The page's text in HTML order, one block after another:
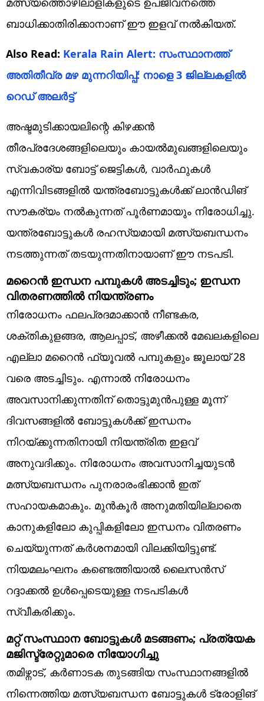
ബാധിക്കാതിരിക്കാനാണ് ഈ ഇളവ് നൽകിയത്.
Also Read: Kerala Rain Alert: സംസ്ഥാനത്ത്
അതിതീവ്ര മഴ മുന്നറിയിപ്പ്: നാളെ 3 ജില്ലകളിൽ
റെഡ് അലർട്ട്
അഷ്ടമുടിക്കായലിന്റെ കിഴക്കൻ
തീരപ്രദേശങ്ങളിലെയും കായൽമുഖങ്ങളിലെയും
സ്വകാര്യ ബോട്ട് ജെട്ടികൾ, വാർഫുകൾ
എന്നിവിടങ്ങളിൽ യന്ത്രബോട്ടുകൾക്ക് ലാൻഡിങ്
സൗകര്യം നൽകുന്നത് പൂർണമായും നിരോധിച്ചു.
യന്ത്രബോട്ടുകൾ രഹസ്യമായി മത്സ്യബന്ധനം
നടത്തുന്നത് തടയുന്നതിനായാണ് ഈ നടപടി.
മറൈൻ ഇന്ധന പമ്പുകൾ അടച്ചിടും; ഇന്ധന
വിതരണത്തിൽ നിയന്ത്രണം
നിരോധനം ഫലപ്രദമാക്കാൻ നീണ്ടകര,
ശക്തികുളങ്ങര, ആലപ്പാട്, അഴീക്കൽ മേഖലകളിലെ
എല്ലാ മറൈൻ ഫ്യൂവൽ പമ്പുകളും ജൂലായ് 28
വരെ അടച്ചിടും. എന്നാൽ നിരോധനം
അവസാനിക്കുന്നതിന് തൊട്ടുമുൻപുള്ള മൂന്ന്
ദിവസങ്ങളിൽ ബോട്ടുകൾക്ക് ഇന്ധനം
നിറയ്ക്കുന്നതിനായി നിയന്ത്രിത ഇളവ്
അനുവദിക്കും. നിരോധനം അവസാനിച്ചയുടൻ
മത്സ്യബന്ധനം പുനരാരംഭിക്കാൻ ഇത്
സഹായകമാകും. മുൻകൂർ അനുമതിയില്ലാതെ
കാനുകളിലോ കുപ്പികളിലോ ഇന്ധനം വിതരണം
ചെയ്യുന്നത് കർശനമായി വിലക്കിയിട്ടുണ്ട്.
നിയമലംഘനം കണ്ടെത്തിയാൽ ലൈസൻസ്
റദ്ദാക്കൽ ഉൾപ്പെടെയുള്ള നടപടികൾ
സ്വീകരിക്കും.
മറ്റ് സംസ്ഥാന ബോട്ടുകൾ മടങ്ങണം; പ്രത്യേക
മജിസ്ട്രേറ്റുമാരെ നിയോഗിച്ചു
തമിഴ്നാട്, കർണാടക തുടങ്ങിയ സംസ്ഥാനങ്ങളിൽ
നിന്നെത്തിയ മത്സ്യബന്ധന ബോട്ടുകൾ ട്രോളിങ്